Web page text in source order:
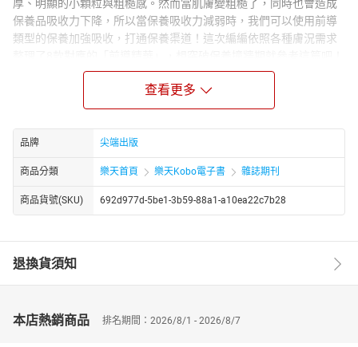
厚、明顯的小顆粒與粗糙感。然而當肌膚變粗糙了，同時也會造成
保養品吸收力下降，所以當保養吸收力減弱時，我們可以使用前導
類型的保養加強吸收，打通保養渠道！這次編編依照各種膚況需求
網評最熱5款「草莓蛋糕」夢幻實測！
深法、微甜室...其中這款的草莓顆數讓人驚呆
愛的甜點換上了粉色外衣，一顆顆鮮甜紅豔的草莓如繁花盛開在蛋
糕上，香味撲鼻，看了都要眼冒愛心。這次編輯精選出2020年底到
2021年網路熱度最高的5款草莓蛋糕，各家的蛋糕風格、口感、草
莓數量都各有不同的完美比例，外型更堪稱藝術品等級！
低預算四萬！BURBERRY夢幻色號『#柔焦寶寶粉』
愛的TB Bag、Pocket、水桶包等，每只包款都擁有超高實用性與看
的那款包吧！
查看更多
品牌 尖端出版
商品分類 樂天首頁 樂天Kobo電子書 雜誌期刊
商品貨號(SKU) 692d977d-5be1-3b59-88a1-a10ea22c7b28
退換貨須知
本店熱銷商品 排名期間：2026/8/1 - 2026/8/7